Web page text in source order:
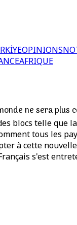
OPINIONS
AFRIQUE
ne sera plus
blocs telle que
tous les
à cette
s'est